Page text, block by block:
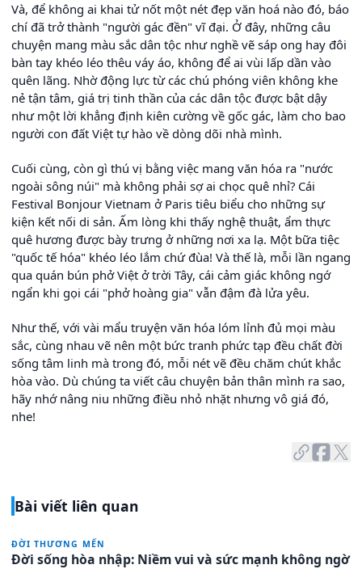
Và, để không ai khai tử nốt một nét đẹp văn hoá nào đó, báo
chí đã trở thành "người gác đền" vĩ đại. Ở đây, những câu
chuyện mang màu sắc dân tộc như nghề vẽ sáp ong hay đôi
bàn tay khéo léo thêu váy áo, không để ai vùi lấp dần vào
quên lãng. Nhờ động lực từ các chú phóng viên không khe
nẻ tận tâm, giá trị tinh thần của các dân tộc được bật dậy
như một lời khẳng định kiên cường về gốc gác, làm cho bao
người con đất Việt tự hào về dòng dõi nhà mình.
Cuối cùng, còn gì thú vị bằng việc mang văn hóa ra "nước
ngoài sông núi" mà không phải sợ ai chọc quê nhỉ? Cái
Festival Bonjour Vietnam ở Paris tiêu biểu cho những sự
kiện kết nối di sản. Ấm lòng khi thấy nghệ thuật, ẩm thực
quê hương được bày trưng ở những nơi xa lạ. Một bữa tiệc
"quốc tế hóa" khéo léo lắm chứ đùa! Và thế là, mỗi lần ngang
qua quán bún phở Việt ở trời Tây, cái cảm giác không ngớ
ngẩn khi gọi cái "phở hoàng gia" vẫn đậm đà lửa yêu.
Như thế, với vài mẩu truyện văn hóa lóm lỉnh đủ mọi màu
sắc, cùng nhau vẽ nên một bức tranh phức tạp đều chất đời
sống tâm linh mà trong đó, mỗi nét vẽ đều chăm chút khắc
hòa vào. Dù chúng ta viết câu chuyện bản thân mình ra sao,
hãy nhớ nâng niu những điều nhỏ nhặt nhưng vô giá đó,
nhe!
Bài viết liên quan
ĐỜI THƯƠNG MẾN
Đời sống hòa nhập: Niềm vui và sức mạnh không ngờ